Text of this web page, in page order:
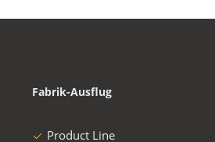
Fabrik-Ausflug
Product Line